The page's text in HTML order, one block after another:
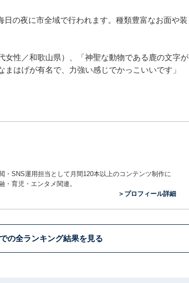
の夜に市全域で行われます。種類豊富なお面や装
女性／和歌山県）、「神聖な動物である鹿の文字が
はげが有名で、力強い感じでかっこいいです」
SNS運用担当として月間120本以上のコンテンツ制作に
育児・エンタメ関連。
＞プロフィール詳細
の全ランキング結果を見る